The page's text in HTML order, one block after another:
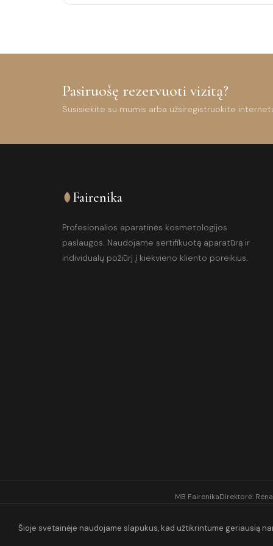
Pasiruošę rezervuoti vizitą?
Susisiekite su mumis arba užsiregistruokite
Fairenika
Profesionalios aparatinės kosmetologijos
paslaugos. Naudojame sertifikuotą aparatūrą ir
individualų požiūrį į kiekvieno kliento poreikius.
MB FairenikaDirektorė:
Šioje svetainėje naudojame slapukus, kad užtikrintume geriausią